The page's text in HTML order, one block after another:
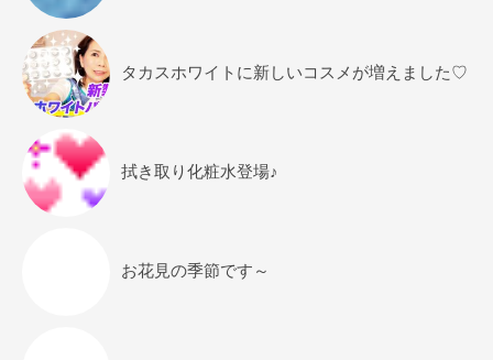
タカスホワイトに新しいコスメが増えました♡
拭き取り化粧水登場♪
お花見の季節です～